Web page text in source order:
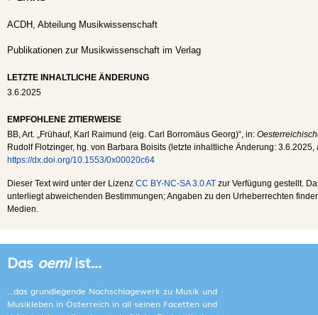
ACDH, Abteilung Musikwissenschaft
Publikationen zur Musikwissenschaft im Verlag
LETZTE INHALTLICHE ÄNDERUNG
3.6.2025
EMPFOHLENE ZITIERWEISE
BB , Art. „Frühauf, Karl Raimund (eig. Carl Borromäus Georg)“, in:
Rudolf Flotzinger, hg. von Barbara Boisits (letzte inhaltliche Änderung: 3.6.2025
https://dx.doi.org/10.1553/0x00020c64
Dieser Text wird unter der Lizenz CC BY-NC-SA 3.0 AT zur Verfügung gestellt.
unterliegt abweichenden Bestimmungen; Angaben zu den Urheberrechten
Medien.
Das oemlist...
...das grundlegende Nachschlagewerk zu Musik und
Musikleben in Österreich in all seinen Facetten und